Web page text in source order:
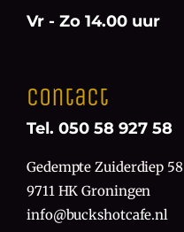
Vr - Zo 14.00 uur
Contact
Tel. 050 58 927 58
Gedempte Zuiderdiep 58
9711 HK Groningen
info@buckshotcafe.nl